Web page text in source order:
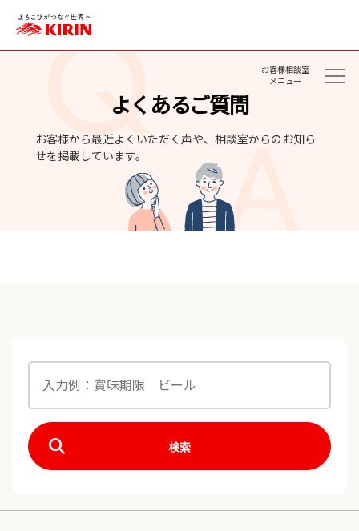
よくあるご質問
お客様から最近よくいただく声や、相談室からのお知ら
せを掲載しています。
お客様相談室
メニュー
検索